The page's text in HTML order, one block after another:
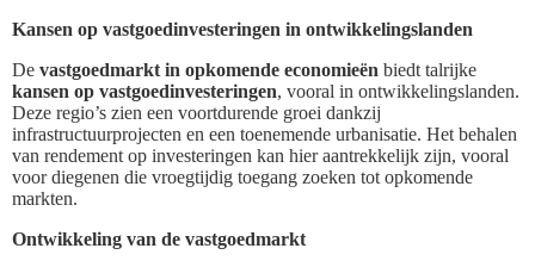
Kansen op vastgoedinvesteringen in ontwikkelingslanden
De vastgoedmarkt in opkomende economieën biedt talrijke
kansen op vastgoedinvesteringen, vooral in ontwikkelingslanden.
Deze regio’s zien een voortdurende groei dankzij
infrastructuurprojecten en een toenemende urbanisatie. Het behalen
van rendement op investeringen kan hier aantrekkelijk zijn, vooral
voor diegenen die vroegtijdig toegang zoeken tot opkomende
markten.
Ontwikkeling van de vastgoedmarkt